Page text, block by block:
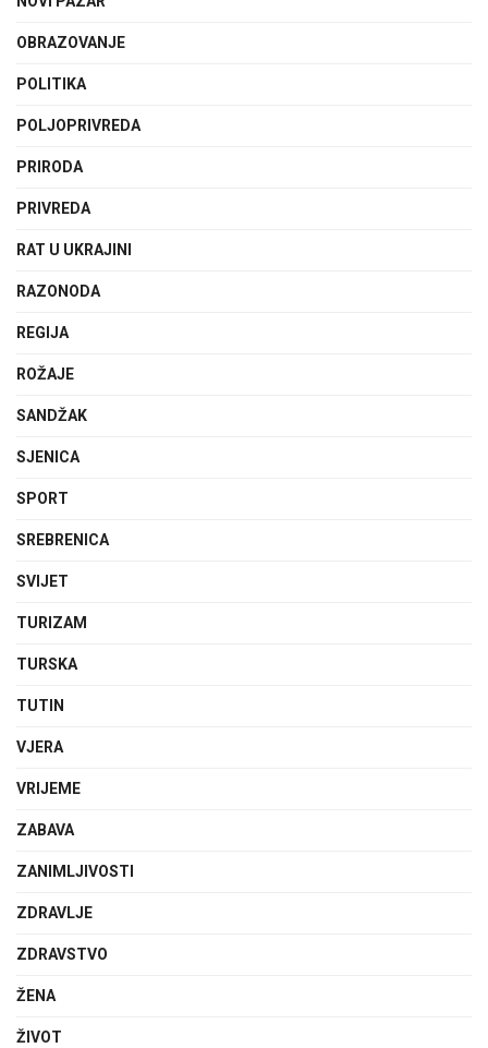
OBRAZOVANJE
POLITIKA
POLJOPRIVREDA
PRIRODA
PRIVREDA
RAT U UKRAJINI
RAZONODA
REGIJA
ROŽAJE
SANDŽAK
SJENICA
SPORT
SREBRENICA
SVIJET
TURIZAM
TURSKA
TUTIN
VJERA
VRIJEME
ZABAVA
ZANIMLJIVOSTI
ZDRAVLJE
ZDRAVSTVO
ŽENA
ŽIVOT